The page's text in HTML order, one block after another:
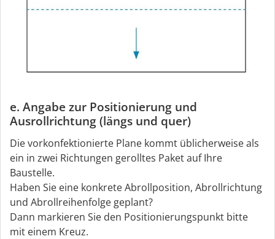
e. Angabe zur Positionierung und
Ausrollrichtung (längs und quer)
Die vorkonfektionierte Plane kommt üblicherweise als
ein in zwei Richtungen gerolltes Paket auf Ihre
Baustelle.
Haben Sie eine konkrete Abrollposition, Abrollrichtung
und Abrollreihenfolge geplant?
Dann markieren Sie den Positionierungspunkt bitte
mit einem Kreuz.